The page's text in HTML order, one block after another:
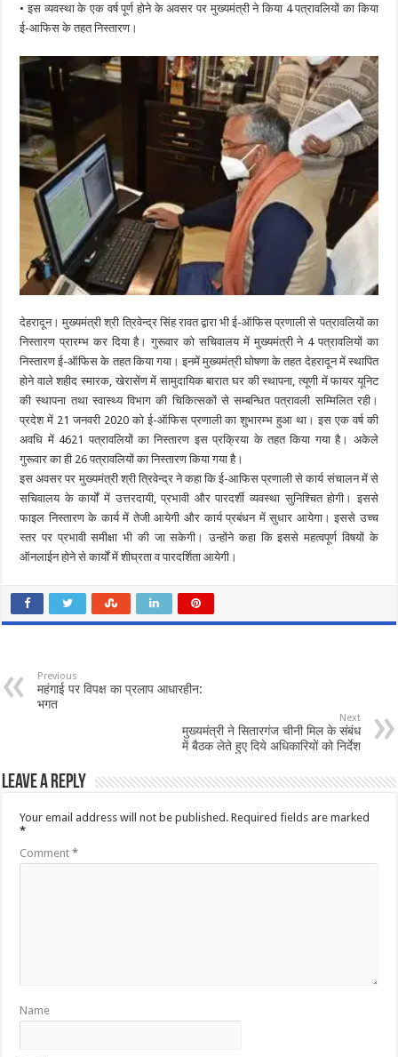
• इस व्यवस्था के एक वर्ष पूर्ण होने के अवसर पर मुख्यमंत्री ने किया 4 पत्रावलियों का किया
ई-आफिस के तहत निस्तारण।
देहरादून। मुख्यमंत्री श्री त्रिवेन्द्र सिंह रावत द्वारा भी ई-ऑफिस प्रणाली से पत्रावलियों का
निस्तारण प्रारम्भ कर दिया है। गुरूवार को सचिवालय में मुख्यमंत्री ने 4 पत्रावलियों का
निस्तारण ई-ऑफिस के तहत किया गया। इनमें मुख्यमंत्री घोषणा के तहत देहरादून में स्थापित
होने वाले शहीद स्मारक, खेरासेंण में सामुदायिक बारात घर की स्थापना, त्यूणी में फायर यूनिट
की स्थापना तथा स्वास्थ्य विभाग की चिकित्सकों से सम्बन्धित पत्रावली सम्मिलित रही।
प्रदेश में 21 जनवरी 2020 को ई-ऑफिस प्रणाली का शुभारम्भ हुआ था। इस एक वर्ष की
अवधि में 4621 पत्रावलियों का निस्तारण इस प्रक्रिया के तहत किया गया है। अकेले
गुरूवार का ही 26 पत्रावलियों का निस्तारण किया गया है।
इस अवसर पर मुख्यमंत्री श्री त्रिवेन्द्र ने कहा कि ई-आफिस प्रणाली से कार्य संचालन में से
सचिवालय के कार्यों में उत्तरदायी, प्रभावी और पारदर्शी व्यवस्था सुनिश्चित होगी। इससे
फाइल निस्तारण के कार्य में तेजी आयेगी और कार्य प्रबंधन में सुधार आयेगा। इससे उच्च
स्तर पर प्रभावी समीक्षा भी की जा सकेगी। उन्होंने कहा कि इससे महत्वपूर्ण विषयों के
ऑनलाईन होने से कार्यों में शीघ्रता व पारदर्शिता आयेगी।
Previous
महंगाई पर विपक्ष का प्रलाप आधारहीन:
भगत
Next
मुख्यमंत्री ने सितारगंज चीनी मिल के संबंध
में बैठक लेते हुए दिये अधिकारियों को निर्देश
Leave a Reply
Your email address will not be published. Required fields are marked
*
Comment*
Name